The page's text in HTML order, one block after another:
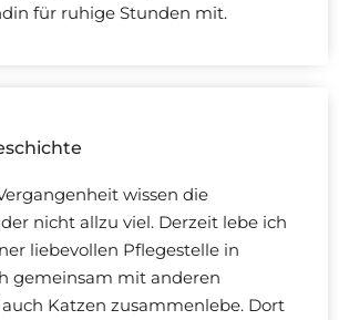
für ruhige Stunden mit.
wissen die
nicht allzu viel. Derzeit lebe ich
liebevollen Pflegestelle in
gemeinsam mit anderen
Katzen zusammenlebe. Dort